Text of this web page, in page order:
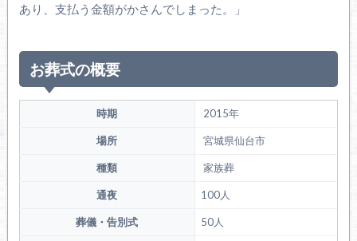
あり、支払う金額がかさんでしまった。」
お葬式の概要
時期 2015年
場所 宮城県仙台市
種類 家族葬
通夜 100人
葬儀・告別式 50人